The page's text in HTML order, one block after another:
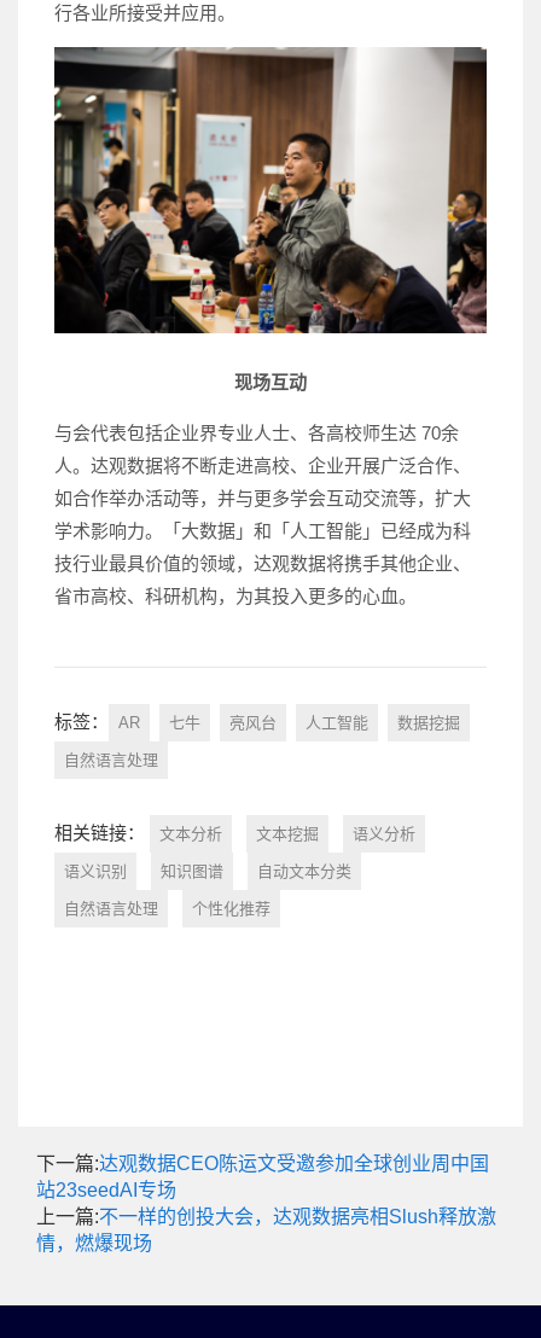
行各业所接受并应用。
现场互动
与会代表包括企业界专业人士、各高校师生达 70余
人。达观数据将不断走进高校、企业开展广泛合作、
如合作举办活动等，并与更多学会互动交流等，扩大
学术影响力。「大数据」和「人工智能」已经成为科
技行业最具价值的领域，达观数据将携手其他企业、
省市高校、科研机构，为其投入更多的心血。
标签： AR 七牛 亮风台 人工智能 数据挖掘
自然语言处理
相关链接： 文本分析 文本挖掘 语义分析
语义识别 知识图谱 自动文本分类
自然语言处理 个性化推荐
下一篇:达观数据CEO陈运文受邀参加全球创业周中国
站23seedAI专场
上一篇:不一样的创投大会，达观数据亮相Slush释放激
情，燃爆现场